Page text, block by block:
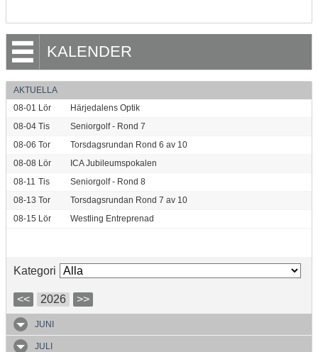
KALENDER
AKTUELLA
08-01 Lör
Härjedalens Optik
08-04 Tis
Seniorgolf - Rond 7
08-06 Tor
Torsdagsrundan Rond 6 av 10
08-08 Lör
ICA Jubileumspokalen
08-11 Tis
Seniorgolf - Rond 8
08-13 Tor
Torsdagsrundan Rond 7 av 10
08-15 Lör Westling Entreprenad
Kategori
<< 2026 >>
JUNI
JULI